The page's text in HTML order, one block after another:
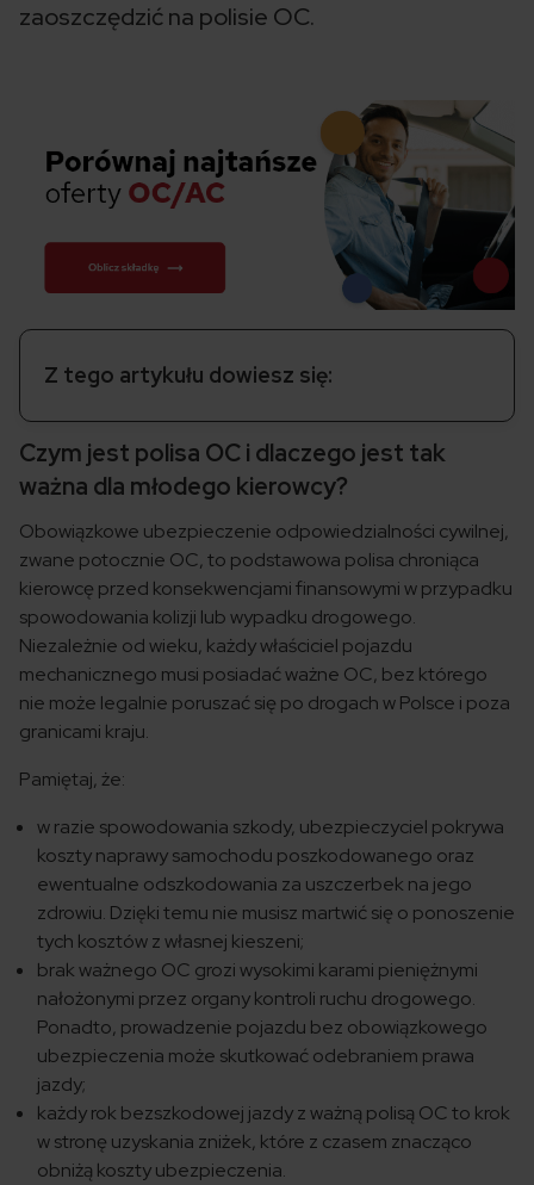
zaoszczędzić na polisie OC.
Z tego artykułu dowiesz się:
Czym jest polisa OC i dlaczego jest tak
ważna dla młodego kierowcy?
Obowiązkowe ubezpieczenie odpowiedzialności cywilnej,
zwane potocznie OC, to podstawowa polisa chroniąca
kierowcę przed konsekwencjami finansowymi w przypadku
spowodowania kolizji lub wypadku drogowego.
Niezależnie od wieku, każdy właściciel pojazdu
mechanicznego musi posiadać ważne OC, bez którego
nie może legalnie poruszać się po drogach w Polsce i poza
granicami kraju.
Pamiętaj, że:
w razie spowodowania szkody, ubezpieczyciel pokrywa
koszty naprawy samochodu poszkodowanego oraz
ewentualne odszkodowania za uszczerbek na jego
zdrowiu. Dzięki temu nie musisz martwić się o ponoszenie
tych kosztów z własnej kieszeni;
brak ważnego OC grozi wysokimi karami pieniężnymi
nałożonymi przez organy kontroli ruchu drogowego.
Ponadto, prowadzenie pojazdu bez obowiązkowego
ubezpieczenia może skutkować odebraniem prawa
jazdy;
każdy rok bezszkodowej jazdy z ważną polisą OC to krok
w stronę uzyskania zniżek, które z czasem znacząco
obniżą koszty ubezpieczenia.